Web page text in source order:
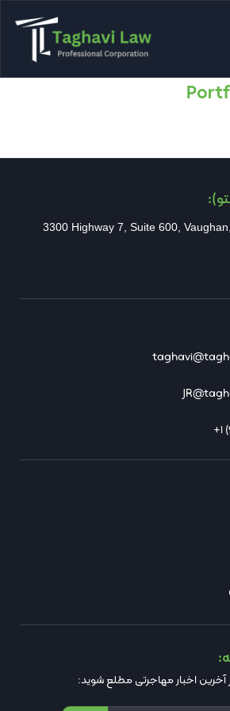
3300 Highway 7, Suite 600,
آخرین اخبار مهاجرتی مطلع شوید: